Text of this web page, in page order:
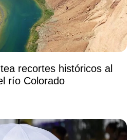
recortes históricos al
río Colorado